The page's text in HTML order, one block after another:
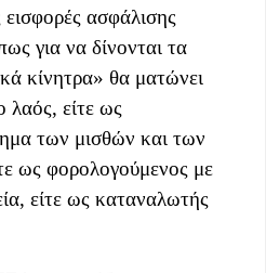
εισφορές ασφάλισης
για να δίνονται τα
κίνητρα» θα ματώνει
λαός, είτε ως
των μισθών και των
ως φορολογούμενος με
είτε ως καταναλωτής